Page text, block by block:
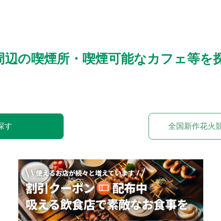
辺の喫煙所・喫煙可能なカフェ等を
す 全国新作花火